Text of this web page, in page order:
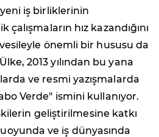
iş birliklerinin
hız kazandığını
önemli bir hususu da
2013 yılından bu yana
ve resmi yazışmalarda
Verde" ismini kullanıyor.
geliştirilmesine katkı
ve iş dünyasında